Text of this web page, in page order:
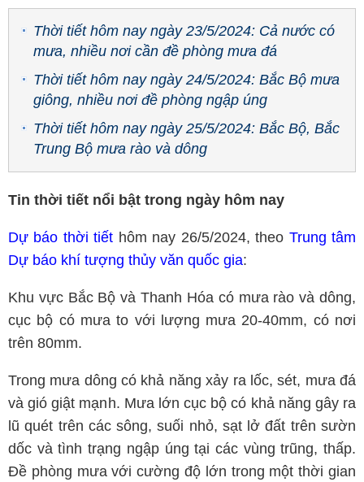
Thời tiết hôm nay ngày 23/5/2024: Cả nước có
mưa, nhiều nơi cần đề phòng mưa đá
Thời tiết hôm nay ngày 24/5/2024: Bắc Bộ mưa
giông, nhiều nơi đề phòng ngập úng
Thời tiết hôm nay ngày 25/5/2024: Bắc Bộ, Bắc
Trung Bộ mưa rào và dông
Tin thời tiết nổi bật trong ngày hôm nay
Dự báo thời tiết hôm nay 26/5/2024, theo Trung tâm
Dự báo khí tượng thủy văn quốc gia:
Khu vực Bắc Bộ và Thanh Hóa có mưa rào và dông,
cục bộ có mưa to với lượng mưa 20-40mm, có nơi
trên 80mm.
Trong mưa dông có khả năng xảy ra lốc, sét, mưa đá
và gió giật mạnh. Mưa lớn cục bộ có khả năng gây ra
lũ quét trên các sông, suối nhỏ, sạt lở đất trên sườn
dốc và tình trạng ngập úng tại các vùng trũng, thấp.
Đề phòng mưa với cường độ lớn trong một thời gian